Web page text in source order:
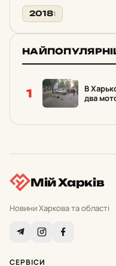
20181
1
В
два
Мій Харків
Новини Харкова та області
СЕРВІСИ